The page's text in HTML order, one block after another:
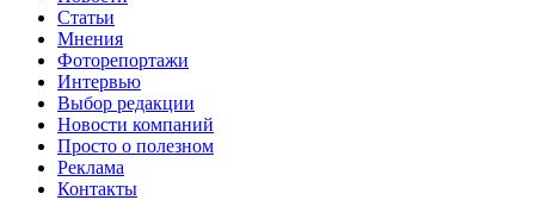
Статьи
Мнения
Фоторепортажи
Интервью
Выбор редакции
Новости компаний
Просто о полезном
Реклама
Контакты